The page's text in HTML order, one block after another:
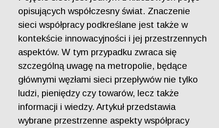
opisujących współczesny świat. Znaczenie
sieci współpracy podkreślane jest także w
kontekście innowacyjności i jej przestrzennych
aspektów. W tym przypadku zwraca się
szczególną uwagę na metropolie, będące
głównymi węzłami sieci przepływów nie tylko
ludzi, pieniędzy czy towarów, lecz także
informacji i wiedzy. Artykuł przedstawia
wybrane przestrzenne aspekty współpracy